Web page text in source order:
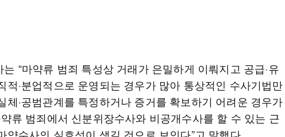
“마약류 범죄 특성상 거래가 은밀하게 이뤄지고 공급·유
적·분업적으로 운영되는 경우가 많아 통상적인 수사기법만
체·공범관계를 특정하거나 증거를 확보하기 어려운 경우가
약류 범죄에서 신분위장수사와 비공개수사를 할 수 있는 근